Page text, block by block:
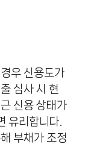
우 신용도가
심사 시 현
신용 상태가
유리합니다.
부채가 조정